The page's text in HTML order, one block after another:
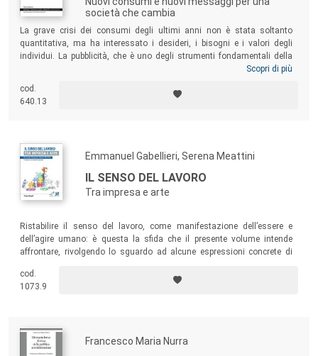
società che cambia
La grave crisi dei consumi degli ultimi anni non è stata soltanto
quantitativa, ma ha interessato i desideri, i bisogni e i valori degli
individui. La pubblicità, che è uno degli strumenti fondamentali della
comunicazione d’impresa, ha dimostrato di veicolare in maniera
spirito del tempo o le sue narrazioni appartengono a un passato
lontano dal presente e dal sentire che lo abita?
Scopri di più
cod.
640.13
Emmanuel Gabellieri, Serena Meattini
IL SENSO DEL LAVORO
Tra impresa e arte
Ristabilire il senso del lavoro, come manifestazione dell’essere e
dell’agire umano: è questa la sfida che il presente volume intende
affrontare, rivolgendo lo sguardo ad alcune espressioni concrete di
con l’arte, in nome di una riscoperta della profonda aspirazione alla
creazione, ancora prima e ancor di più, della semplice produzione.
cod.
1073.9
Francesco Maria Nurra